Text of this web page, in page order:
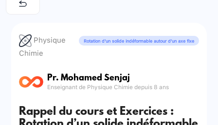
Physique
Chimie
Rotation d'un solide indéformable autour d'un axe fixe
Pr. Mohamed Senjaj
Enseignant de Physique Chimie depuis 8 ans
Rappel du cours et Exercices :